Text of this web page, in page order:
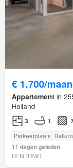
€ 1.700/
Appartement in
Holland
3 1
Parkeerplaats Balkon
11 dagen geleden
RENTUMO